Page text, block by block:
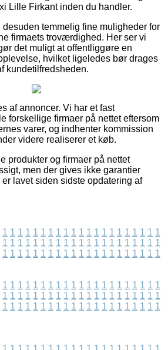
Lille Firkant inden du handler.
temmelig fine muligheder for
firmaets troværdighed. Her ser vi
det muligt at offentliggøre en
hvilket ligeledes bør drages
kundetilfredsheden.
af annoncer. Vi har et fast
forskellige firmaer på nettet eftersom
varer, og indhenter kommission
videre realiserer et køb.
produkter og firmaer på nettet
men der gives ikke garantier
lavet siden sidste opdatering af
1 1 1 1 1 1 1 1 1 1 1 1 1 1 1 1 1 1 1 1 1
1 1 1 1 1 1 1 1 1 1 1 1 1 1 1 1 1 1 1 1 1
1 1 1 1 1 1 1 1 1 1 1 1 1 1 1 1 1 1 1 1 1
1 1 1 1 1 1 1 1 1 1 1 1 1 1 1 1 1 1 1 1 1
1 1 1 1 1 1 1 1 1 1 1 1 1 1 1 1 1 1 1 1 1
1 1 1 1 1 1 1 1 1 1 1 1 1 1 1 1 1 1 1 1 1